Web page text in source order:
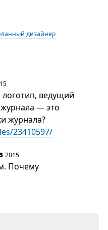
дизайнер
ведущий
— это
журнала?
23410597/
2015
Почему